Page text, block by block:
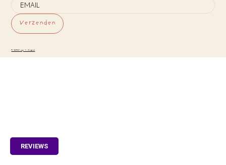
Verzenden
© 2025 op 't Eiland
REVIEWS